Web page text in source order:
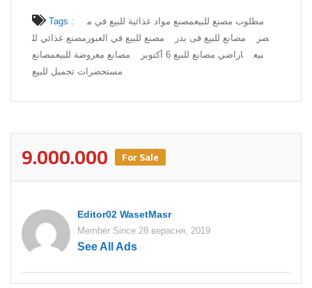
Tags : مطلوب مصنع للبيعمصنع مواد غذائية للبيع في م
صر
مصانع للبيع فى بدر مصنع للبيع في العبور مصنع غذائي لل
بيع
اراضي مصانع للبيع 6 أكتوبر مصانع معروضة للبيعمصانع
مستحضرات تجميل للبيع
9.000.000 For Sale
Editor02 WasetMasr
Member Since 28 верасня, 2019
See All Ads